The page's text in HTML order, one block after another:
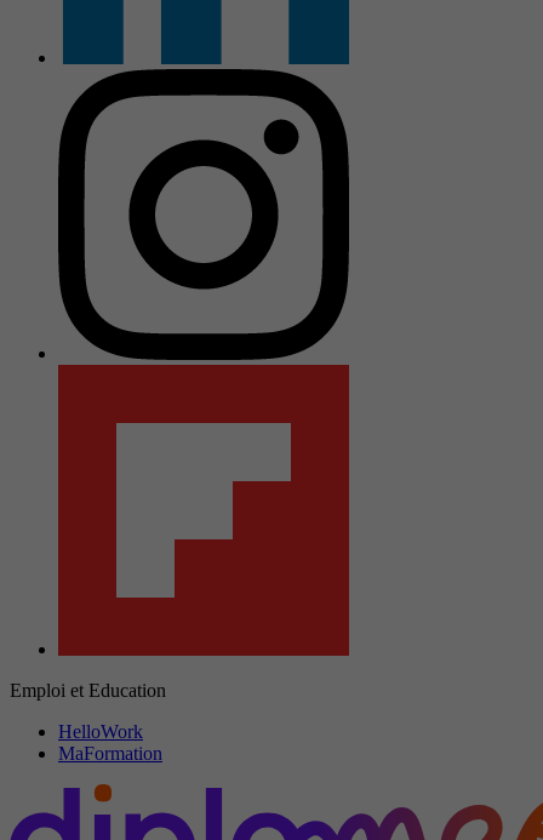
Emploi et Education
HelloWork
MaFormation